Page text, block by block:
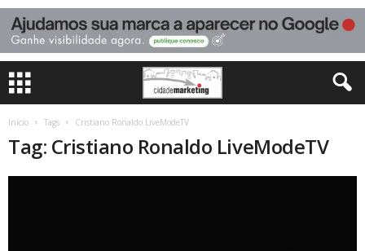
Início Tags Cristiano Ronaldo LiveModeTV
Tag: Cristiano Ronaldo LiveModeTV